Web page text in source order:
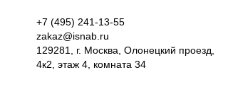
+7 (495) 241-13-55
zakaz@isnab.ru
129281, г. Москва, Олонецкий проезд,
4к2, этаж 4, комната 34